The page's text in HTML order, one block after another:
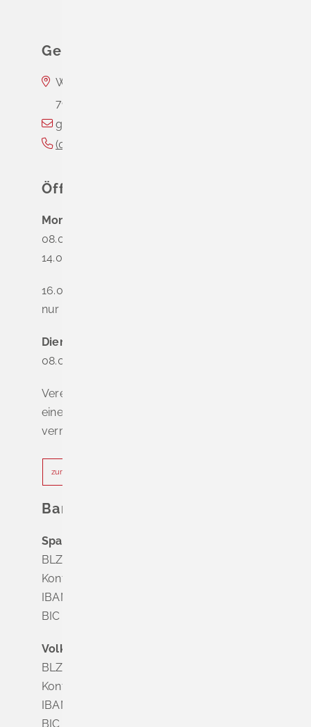
Gemeinde Schliengen
Wasserschloss Entenstein
79418
gemeinde@schliengen.de
(0
Öffnungszeiten
Montag
08.00 - 12.00 Uhr
14.00 - 16.00 Uhr
16.00 - 18.00 Uhr
nur nach Terminvereinbarung
Dienstag - Freitag
08.00 - 12.00 Uhr
Vereinbaren Sie online oder telefonisch
einen Termin, um Wartezeiten zu
vermeiden.
zur Terminvereinbarung
Bankverbindung
Sparkasse Markgräflerland Müllheim
BLZ 683 518 65
Konto Nr. 8 028 524
IBAN DE63 6835 1865 0008 0285 24
BIC SOLADES1MGL
Volksbank Dreiländereck
BLZ 683 900 00
Konto Nr. 3 500 004
IBAN DE56 6839 0000 0003 5000 04
BIC VOLODE66